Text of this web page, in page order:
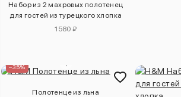
Набор из 2 махровых полотенец
для гостей из турецкого хлопка
1580 ₽
–35%
Полотенце из льна